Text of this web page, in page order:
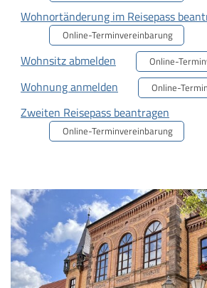
Wohnortänderung im Reisepass
Online-Terminvereinbarung
Wohnsitz abmelden Online-
Wohnung anmelden Online-
Zweiten Reisepass beantragen
Online-Terminvereinbarung